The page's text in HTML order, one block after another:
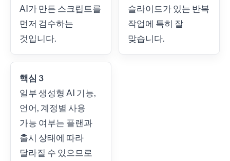
AI가 만든 스크립트를
먼저 검수하는
것입니다.
슬라이드가 있는 반복
작업에 특히 잘
맞습니다.
핵심 3
일부 생성형 AI 기능,
언어, 계정별 사용
가능 여부는 플랜과
출시 상태에 따라
달라질 수 있으므로